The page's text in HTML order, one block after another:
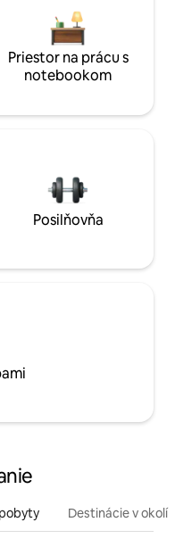
Priestor na prácu s
notebookom
Posilňovňa
Destinácie v okolí